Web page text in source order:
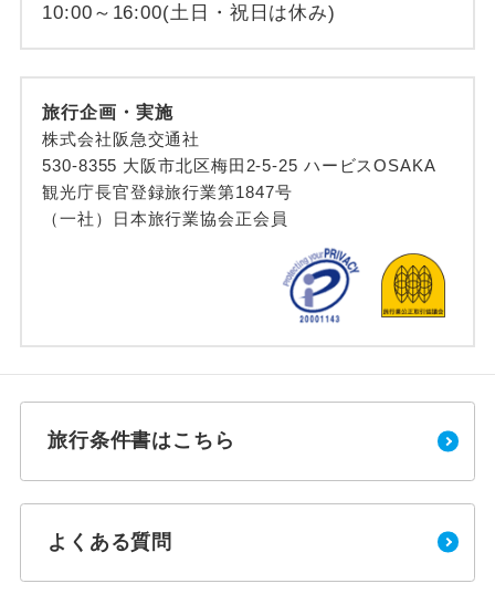
10:00～16:00(土日・祝日は休み)
旅行企画・実施
株式会社阪急交通社
530-8355 大阪市北区梅田2-5-25 ハービスOSAKA
観光庁長官登録旅行業第1847号
（一社）日本旅行業協会正会員
旅行条件書はこちら
よくある質問